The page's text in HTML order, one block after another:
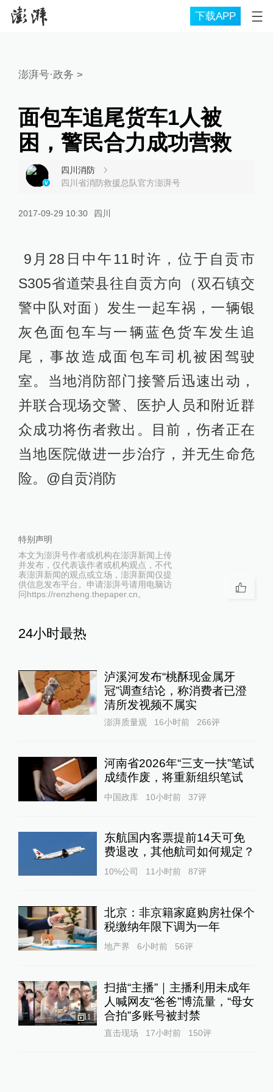
下载APP
澎湃号·政务 >
面包车追尾货车1人被
困，警民合力成功营救
四川消防
四川省消防救援总队官方澎湃号
2017-09-29 10:30 四川
9月28日中午11时许，位于自贡市
S305省道荣县往自贡方向（双石镇交
警中队对面）发生一起车祸，一辆银
灰色面包车与一辆蓝色货车发生追
尾，事故造成面包车司机被困驾驶
室。当地消防部门接警后迅速出动，
并联合现场交警、医护人员和附近群
众成功将伤者救出。目前，伤者正在
当地医院做进一步治疗，并无生命危
险。@自贡消防
特别声明
本文为澎湃号作者或机构在澎湃新闻上传
并发布，仅代表该作者或机构观点，不代
表澎湃新闻的观点或立场，澎湃新闻仅提
供信息发布平台。申请澎湃号请用电脑访
问https://renzheng.thepaper.cn。
24小时最热
泸溪河发布“桃酥现金属牙
冠”调查结论，称消费者已澄
清所发视频不属实
澎湃质量观 16小时前 266评
河南省2026年“三支一扶”笔试
成绩作废，将重新组织笔试
中国政库 10小时前 37评
东航国内客票提前14天可免
费退改，其他航司如何规定？
10%公司 11小时前 87评
北京：非京籍家庭购房社保个
税缴纳年限下调为一年
地产界 6小时前 56评
1
扫描“主播”｜主播利用未成年
人喊网友“爸爸”博流量，“母女
合拍”多账号被封禁
直击现场 17小时前 150评